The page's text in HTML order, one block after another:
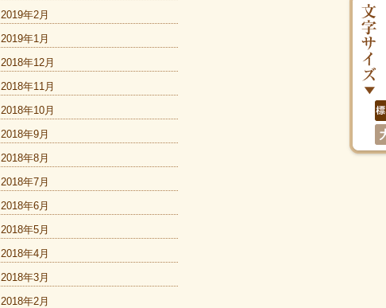
2019年2月
2019年1月
2018年12月
2018年11月
2018年10月
2018年9月
2018年8月
2018年7月
2018年6月
2018年5月
2018年4月
2018年3月
2018年2月